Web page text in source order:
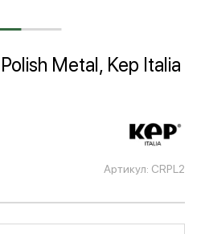
Metal, Kep Italia
Артикул: CRPL2